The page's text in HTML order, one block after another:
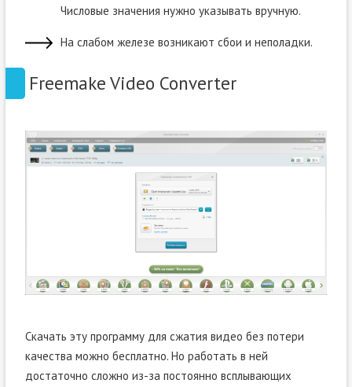
Числовые значения нужно указывать вручную.
На слабом железе возникают сбои и неполадки.
Freemake Video Converter
Скачать эту программу для сжатия видео без потери
качества можно бесплатно. Но работать в ней
достаточно сложно из-за постоянно всплывающих